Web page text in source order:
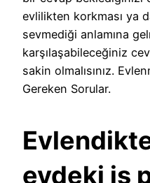
evlilikten korkması ya
sevmediği anlamına
karşılaşabileceğiniz
sakin olmalısınız.
Gereken Sorular.
evdeki iş